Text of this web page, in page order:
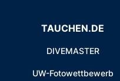
TAUCHEN.DE
DIVEMASTER
UW-Fotowettbewerb